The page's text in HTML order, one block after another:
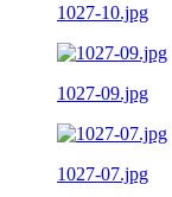
1027-10.jpg
1027-09.jpg
1027-07.jpg